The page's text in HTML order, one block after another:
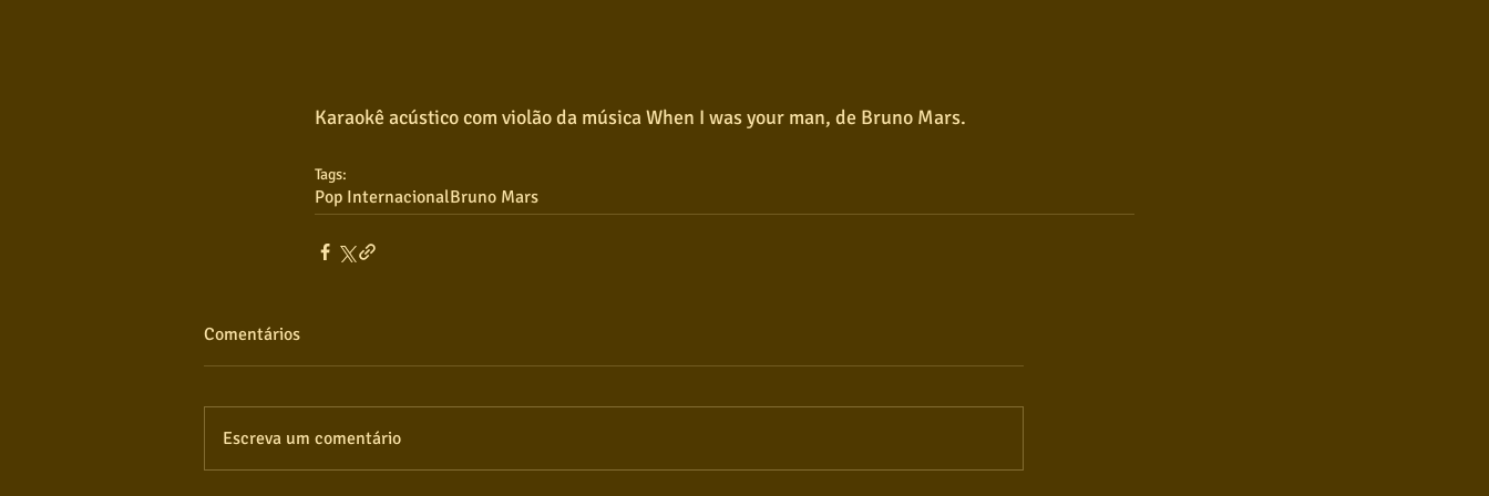
Karaokê acústico com violão da música When I was your man, de Bruno Mars.
Tags:
Pop InternacionalBruno Mars
Comentários
Escreva um comentário